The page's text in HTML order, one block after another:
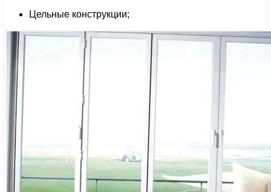
Цельные конструкции;